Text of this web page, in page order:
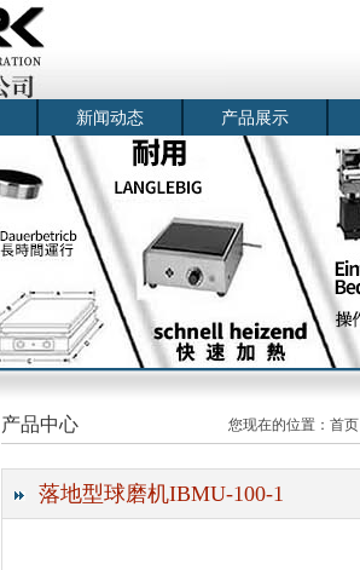
新闻动态 产品展示
产品中心 您现在的位置： 首页
落地型球磨机IBMU-100-1